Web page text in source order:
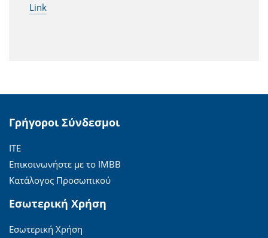
Link
Γρήγοροι Σύνδεσμοι
ΙΤΕ
Επικοινωνήστε με το ΙΜΒΒ
Κατάλογος Προσωπικού
Εσωτερική Χρήση
Εσωτερική Χρήση